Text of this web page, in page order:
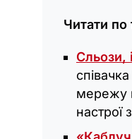
Читати по
Сльози,
мережу
настрої